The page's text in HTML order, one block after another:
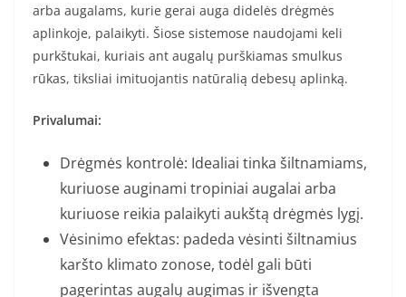
arba augalams, kurie gerai auga didelės drėgmės
aplinkoje, palaikyti. Šiose sistemose naudojami keli
purkštukai, kuriais ant augalų purškiamas smulkus
rūkas, tiksliai imituojantis natūralią debesų aplinką.
Privalumai:
Drėgmės kontrolė: Idealiai tinka šiltnamiams,
kuriuose auginami tropiniai augalai arba
kuriuose reikia palaikyti aukštą drėgmės lygį.
Vėsinimo efektas: padeda vėsinti šiltnamius
karšto klimato zonose, todėl gali būti
pagerintas augalų augimas ir išvengta